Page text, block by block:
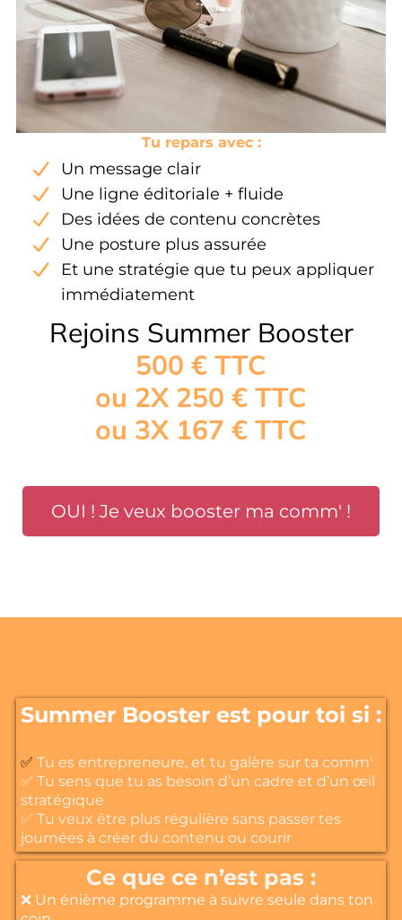
Tu repars avec :
Un message clair
Une ligne éditoriale + fluide
Des idées de contenu concrètes
Une posture plus assurée
Et une stratégie que tu peux appliquer
immédiatement
Rejoins Summer Booster
500 € TTC
ou 2X 250 € TTC
ou 3X 167 € TTC
OUI ! Je veux booster ma comm' !
Summer Booster est pour toi si :
✅ Tu es entrepreneure, et tu galère sur ta comm'
✅ Tu sens que tu as besoin d’un cadre et d’un œil
stratégique
✅ Tu veux être plus régulière sans passer tes
journées à créer du contenu ou courir
Ce que ce n’est pas :
❌ Un énième programme à suivre seule dans ton